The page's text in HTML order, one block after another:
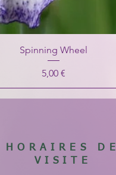
Spinning Wheel
Prix
5,00 €
HORAIRES DE
VISITE